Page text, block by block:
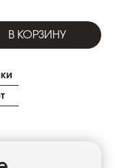
В КОРЗИНУ